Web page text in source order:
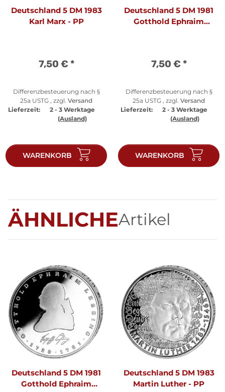
Deutschland 5 DM 1983
Karl Marx - PP
7,50 € *
Differenzbesteuerung nach §
25a USTG , zzgl. Versand
Lieferzeit:
2 - 3 Werktage
(Ausland)
WARENKORB
Deutschland 5 DM 1981
Gotthold Ephraim
7,50 € *
Differenzbesteuerung nach §
25a USTG , zzgl. Versand
Lieferzeit:
2 - 3 Werktage
(Ausland)
WARENKORB
ÄHNLICHEArtikel
Deutschland 5 DM 1981
Gotthold Ephraim
Deutschland 5 DM 1983
Martin Luther - PP